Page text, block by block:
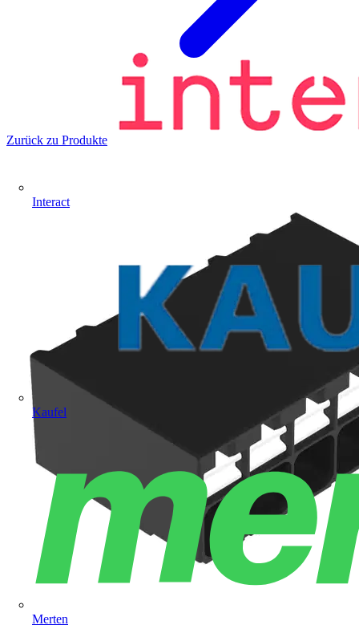
Interact
Kaufel
Merten
Zurück zu Produkte